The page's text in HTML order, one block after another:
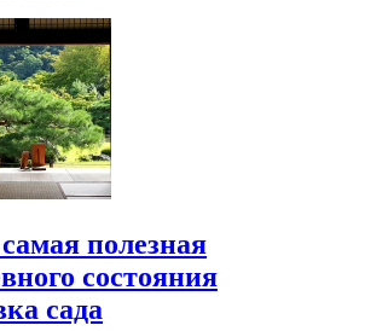
полезная
состояния
сада